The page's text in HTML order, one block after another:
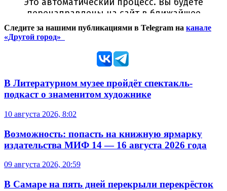
Следите за нашими публикациями в Telegram на канале
«Другой город»
В Литературном музее пройдёт спектакль-
подкаст о знаменитом художнике
10 августа 2026, 8:02
Возможность: попасть на книжную ярмарку
издательства МИФ 14 — 16 августа 2026 года
09 августа 2026, 20:59
В Самаре на пять дней перекрыли перекрёсток